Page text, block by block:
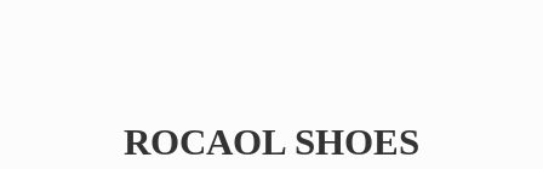
ROCAOL SHOES